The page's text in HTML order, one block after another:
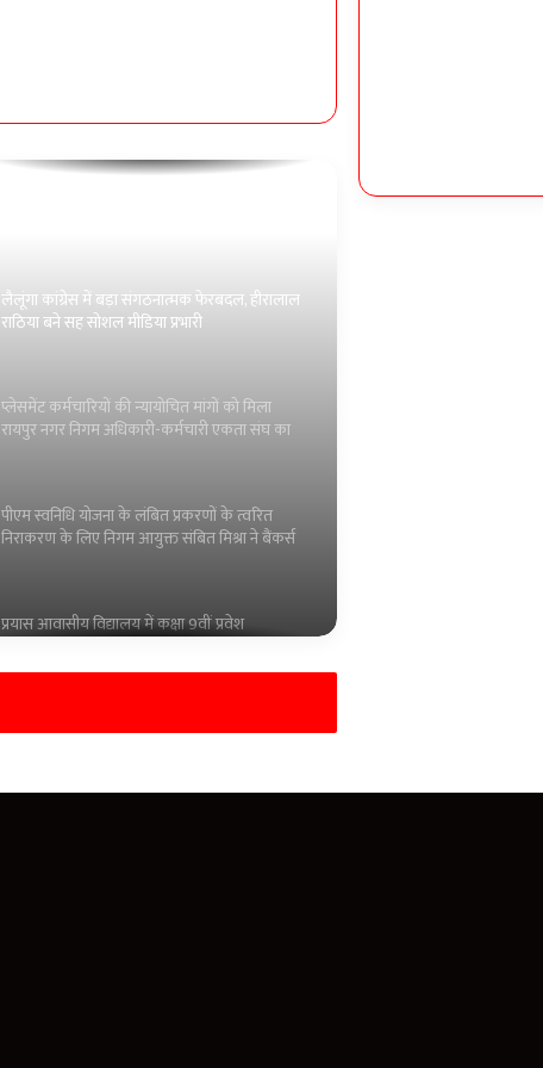
प्लेसमेंट कर्मचारियों की न्यायोचित मांगों को मिला
रायपुर नगर निगम अधिकारी-कर्मचारी एकता संघ का
पीएम स्वनिधि योजना के लंबित प्रकरणों के त्वरित
निराकरण के लिए निगम आयुक्त संबित मिश्रा ने बैंकर्स
प्रयास आवासीय विद्यालय में कक्षा 9वीं प्रवेश
काउंसलिंग की अंतिम तिथि 5 अगस्त
खेल अधोसंरचना को मिलेगा बड़ा बल, मुख्यमंत्री खेल
रायपुर में पूर्व सैनिकों के लिए आउटरीच कार्यक्रम